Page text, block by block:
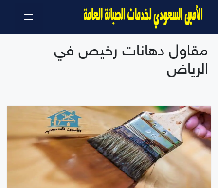
انتقل
المحتوى
القائمة
مقاول دهانات رخيص في
الرياض